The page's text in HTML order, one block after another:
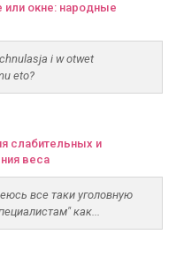
или окне: народные
i w otwet
eto?
слабительных и
веса
все таки уголовную
как...